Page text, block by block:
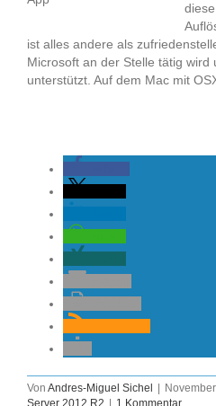
ist alles andere als
Microsoft an der Stelle tätig wird
unterstützt. Auf dem Mac mit
Von Andres-Miguel Sichel
Server 2012 R2
1 Kommentar